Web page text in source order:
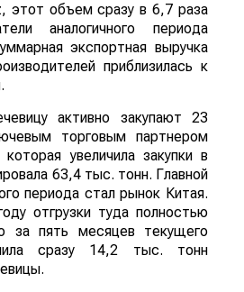
этот объем сразу в 6,7 раза
аналогичного периода
экспортная выручка
приблизилась к
активно закупают 23
торговым партнером
увеличила закупки в
63,4 тыс. тонн. Главной
периода стал рынок Китая.
отгрузки туда полностью
за пять месяцев текущего
сразу 14,2 тыс. тонн